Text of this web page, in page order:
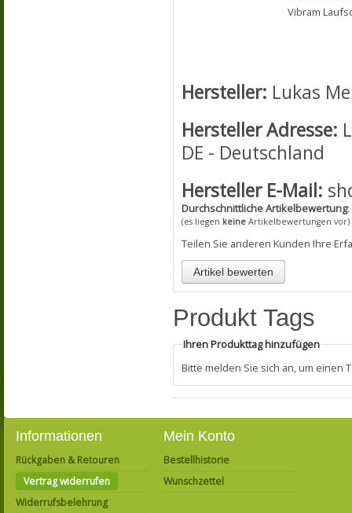
Vibram
Hersteller: Lukas
Hersteller Adresse:
DE - Deutschland
Hersteller E-Mail:
Durchschnittliche Artikelbewertung:
(es liegen keine Artikelbewertungen vor)
Teilen Sie anderen Kunden Ihre
Produkt Tags
Ihren Produkttag hinzufügen
Bitte melden Sie sich an, um einen
Informationen
Rückgaben & Retouren
Vertrag widerrufen
Widerrufsbelehrung
Mein Konto
Bestellhistorie
Wunschzettel